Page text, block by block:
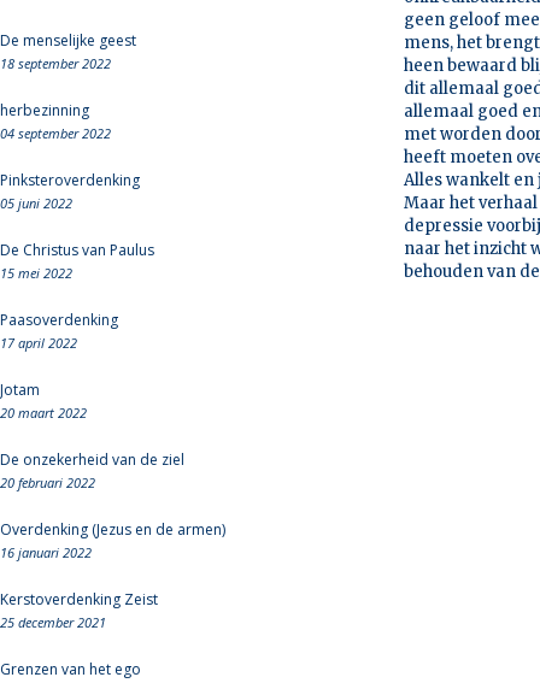
De menselijke geest
18 september 2022
herbezinning
04 september 2022
Pinksteroverdenking
05 juni 2022
De Christus van Paulus
15 mei 2022
Paasoverdenking
17 april 2022
Jotam
20 maart 2022
De onzekerheid van de ziel
20 februari 2022
Overdenking (Jezus en de armen)
16 januari 2022
Kerstoverdenking Zeist
25 december 2021
Grenzen van het ego
geen geloof
mens, het
heen bewaard
dit allemaal
allemaal goed
met worden
heeft moeten
Alles wankelt en
Maar het
depressie
naar het inzicht
behouden van